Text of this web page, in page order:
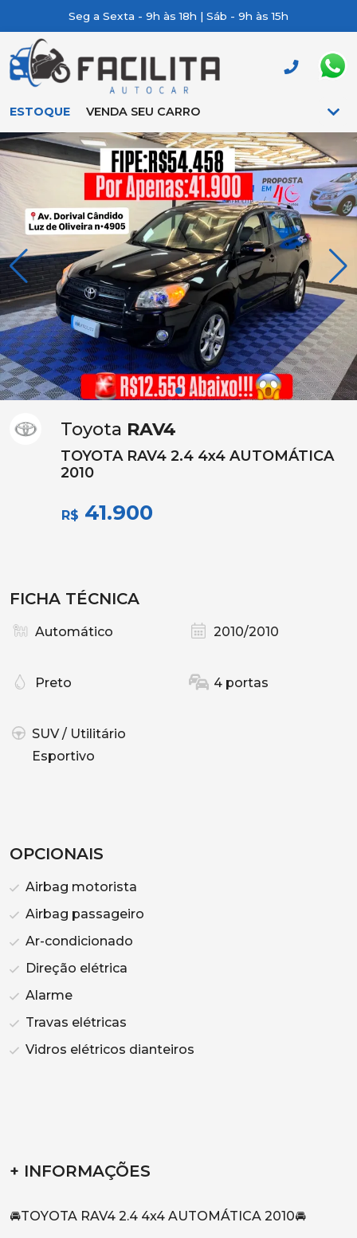
Seg a Sexta - 9h às 18h | Sáb - 9h às 15h
ESTOQUE VENDA SEU CARRO
Toyota RAV4
TOYOTA RAV4 2.4 4x4 AUTOMÁTICA
2010
R$ 41.900
FICHA TÉCNICA
Automático 2010/2010
Preto 4 portas
SUV / Utilitário
Esportivo
OPCIONAIS
Airbag motorista
Airbag passageiro
Ar-condicionado
Direção elétrica
Alarme
Travas elétricas
Vidros elétricos dianteiros
+ INFORMAÇÕES
🚘TOYOTA RAV4 2.4 4x4 AUTOMÁTICA 2010🚘